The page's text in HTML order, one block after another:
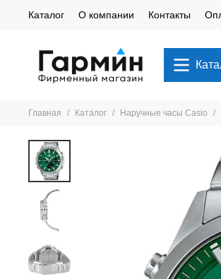
Каталог О компании Контакты
Главная Каталог Наручные часы Casio